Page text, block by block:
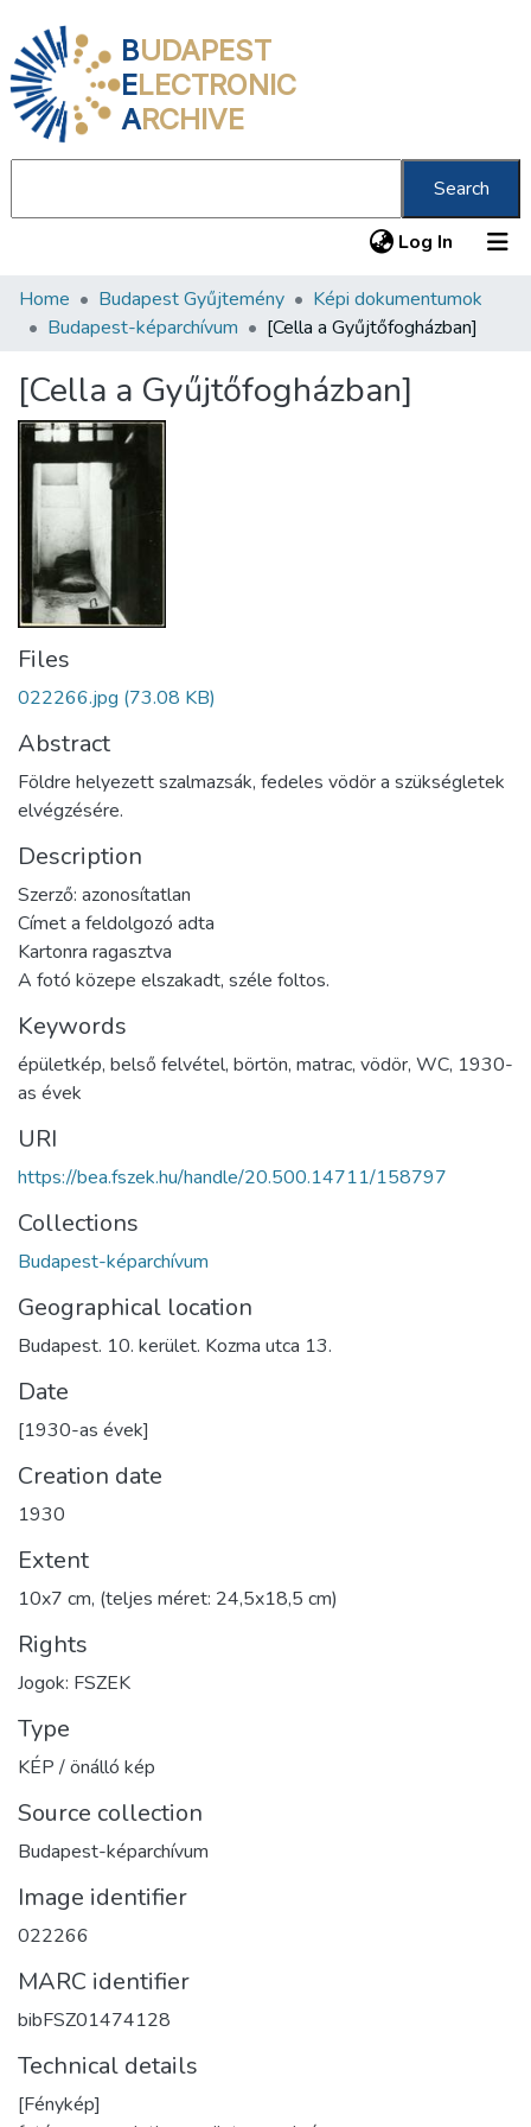
BUDAPEST
ELECTRONIC
ARCHIVE
Search
Log In (current)
Communities & Collections
Statistics
About us
Home Budapest Gyűjtemény
Képi dokumentumok
Budapest-képarchívum
[Cella a Gyűjtőfogházban]
[Cella a Gyűjtőfogházban]
Files
022266.jpg (73.08 KB)
Abstract
Földre helyezett szalmazsák, fedeles vödör a szükségletek
elvégzésére.
Description
Szerző: azonosítatlan
Címet a feldolgozó adta
Kartonra ragasztva
A fotó közepe elszakadt, széle foltos.
Keywords
épületkép, belső felvétel, börtön, matrac, vödör, WC, 1930-
as évek
URI
https://bea.fszek.hu/handle/20.500.14711/158797
Collections
Budapest-képarchívum
Geographical location
Budapest. 10. kerület. Kozma utca 13.
Date
[1930-as évek]
Creation date
1930
Extent
10x7 cm, (teljes méret: 24,5x18,5 cm)
Rights
Jogok: FSZEK
Type
KÉP / önálló kép
Source collection
Budapest-képarchívum
Image identifier
022266
MARC identifier
bibFSZ01474128
Technical details
[Fénykép]